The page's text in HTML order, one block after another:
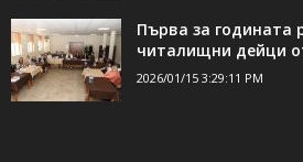
Първа за годината
читалищни дейци
2026/01/15 3:29:11 PM